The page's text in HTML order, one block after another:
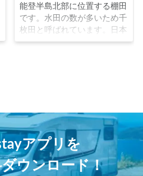
能登半島北部に位置する棚田
です。水田の数が多いため千
枚田と呼ばれています。日本
海に向かってなだれ落ちるよ
アプリを
ウンロード！